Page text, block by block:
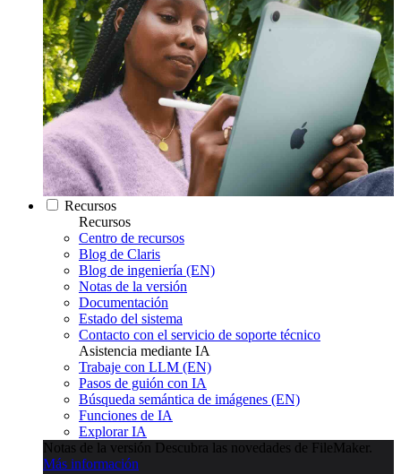
Recursos
Recursos
Centro de recursos
Blog de Claris
Blog de ingeniería (EN)
Notas de la versión
Documentación
Estado del sistema
Contacto con el servicio de soporte técnico
Asistencia mediante IA
Trabaje con LLM (EN)
Pasos de guión con IA
Búsqueda semántica de imágenes (EN)
Funciones de IA
Explorar IA
Notas de la versión Descubra las novedades de FileMaker.
Más información